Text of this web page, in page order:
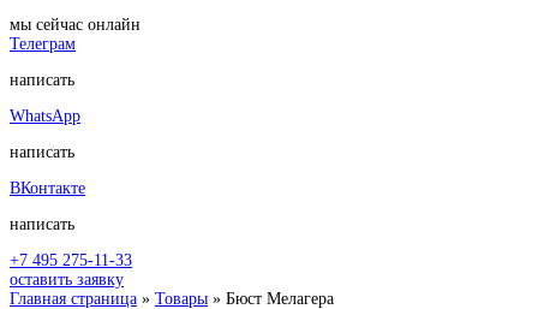
мы сейчас онлайн
Телеграм
написать
WhatsApp
написать
ВКонтакте
написать
+7 495 275-11-33
оставить заявку
Главная страница » Товары » Бюст Мелагера